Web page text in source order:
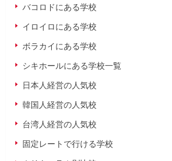
バコロドにある学校
イロイロにある学校
ボラカイにある学校
シキホールにある学校一覧
日本人経営の人気校
韓国人経営の人気校
台湾人経営の人気校
固定レートで行ける学校